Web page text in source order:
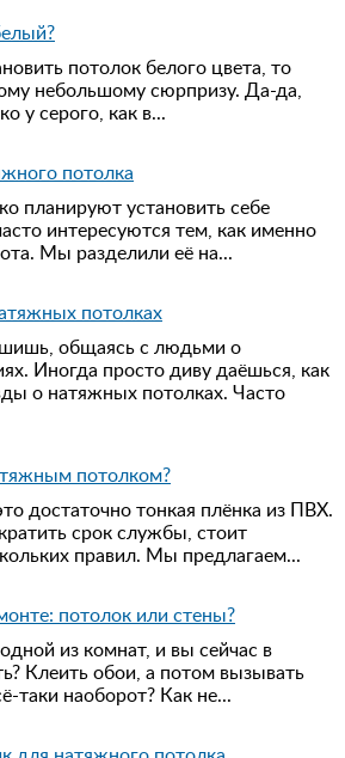
потолок белого цвета, то
небольшому сюрпризу. Да-да,
у серого, как в...
потолка
планируют установить себе
интересуются тем, как именно
Мы разделили её на...
потолках
общаясь с людьми о
Иногда просто диву даёшься, как
о натяжных потолках. Часто
потолком?
достаточно тонкая плёнка из ПВХ.
срок службы, стоит
правил. Мы предлагаем...
потолок или стены?
из комнат, и вы сейчас в
Клеить обои, а потом вызывать
таки наоборот? Как не...